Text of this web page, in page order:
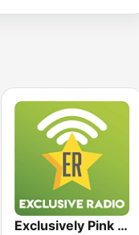
Exclusively Pink Floyd